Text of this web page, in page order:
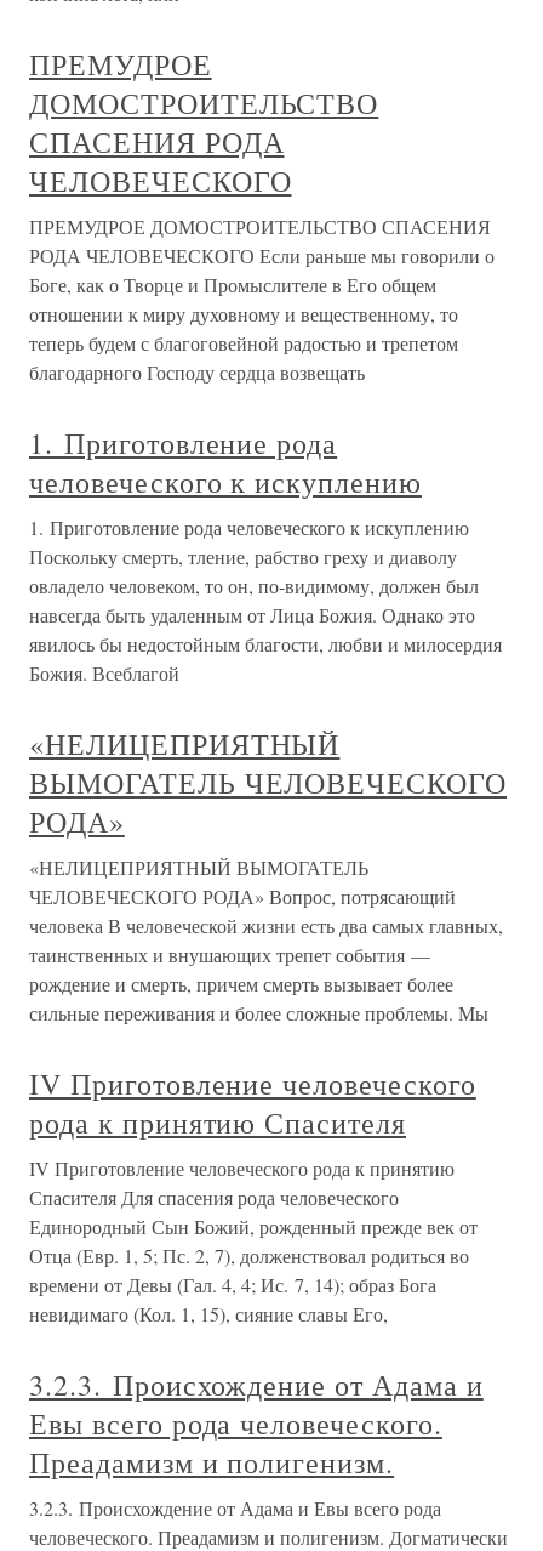
ПРЕМУДРОЕ
ДОМОСТРОИТЕЛЬСТВО
СПАСЕНИЯ РОДА
ЧЕЛОВЕЧЕСКОГО
ПРЕМУДРОЕ ДОМОСТРОИТЕЛЬСТВО СПАСЕНИЯ
РОДА ЧЕЛОВЕЧЕСКОГО Если раньше мы говорили о
Боге, как о Творце и Промыслителе в Его общем
отношении к миру духовному и вещественному, то
теперь будем с благоговейной радостью и трепетом
благодарного Господу сердца возвещать
1. Приготовление рода
человеческого к искуплению
1. Приготовление рода человеческого к искуплению
Поскольку смерть, тление, рабство греху и диаволу
овладело человеком, то он, по-видимому, должен был
навсегда быть удаленным от Лица Божия. Однако это
явилось бы недостойным благости, любви и милосердия
Божия. Всеблагой
«НЕЛИЦЕПРИЯТНЫЙ
ВЫМОГАТЕЛЬ ЧЕЛОВЕЧЕСКОГО
РОДА»
«НЕЛИЦЕПРИЯТНЫЙ ВЫМОГАТЕЛЬ
ЧЕЛОВЕЧЕСКОГО РОДА» Вопрос, потрясающий
человека В человеческой жизни есть два самых главных,
таинственных и внушающих трепет события —
рождение и смерть, причем смерть вызывает более
сильные переживания и более сложные проблемы. Мы
IV Приготовление человеческого
рода к принятию Спасителя
IV Приготовление человеческого рода к принятию
Спасителя Для спасения рода человеческого
Единородный Сын Божий, рожденный прежде век от
Отца (Евр. 1, 5; Пс. 2, 7), долженствовал родиться во
времени от Девы (Гал. 4, 4; Ис. 7, 14); образ Бога
невидимаго (Кол. 1, 15), сияние славы Его,
3.2.3. Происхождение от Адама и
Евы всего рода человеческого.
Преадамизм и полигенизм.
3.2.3. Происхождение от Адама и Евы всего рода
человеческого. Преадамизм и полигенизм. Догматически